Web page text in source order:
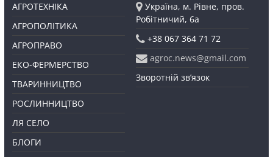
АГРОТЕХНІКА
АГРОПОЛІТИКА
АГРОПРАВО
ЕКО-ФЕРМЕРСТВО
ТВАРИННИЦТВО
РОСЛИННИЦТВО
ЛЯ СЕЛО
БЛОГИ
Україна, м. Рівне, пров.
Робітничий, 6а
+38 067 364 71 72
agroc.news@gmail.com
Зворотній зв’язок